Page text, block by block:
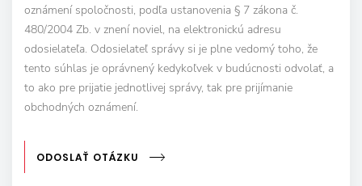
oznámení spoločnosti, podľa ustanovenia § 7 zákona č.
480/2004 Zb. v znení noviel, na elektronickú adresu
odosielateľa. Odosielateľ správy si je plne vedomý toho, že
tento súhlas je oprávnený kedykoľvek v budúcnosti odvolať, a
to ako pre prijatie jednotlivej správy, tak pre prijímanie
obchodných oznámení.
ODOSLAŤ OTÁZKU